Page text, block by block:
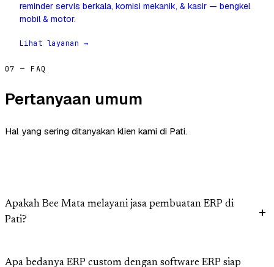
reminder servis berkala, komisi mekanik, & kasir — bengkel
mobil & motor.
Lihat layanan →
07 — FAQ
Pertanyaan umum
Hal yang sering ditanyakan klien kami di Pati.
Apakah Bee Mata melayani jasa pembuatan ERP di
Pati?
Apa bedanya ERP custom dengan software ERP siap